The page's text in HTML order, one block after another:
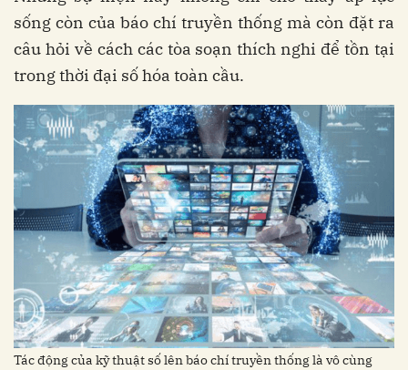
sống còn của báo chí truyền thống mà còn đặt ra
câu hỏi về cách các tòa soạn thích nghi để tồn tại
trong thời đại số hóa toàn cầu.
Tác động của kỹ thuật số lên báo chí truyền thống là vô cùng